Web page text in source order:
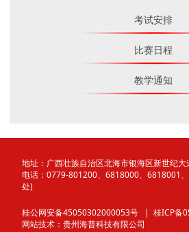
考试安排
比赛日程
教学通知
地址：广西壮族自治区北海市银海区新世纪
电话：0779-801200、6818000、6818001
处)
桂公网安备45050302000053号
| 桂ICP备
网站技术： 贵州海普科技有限公司